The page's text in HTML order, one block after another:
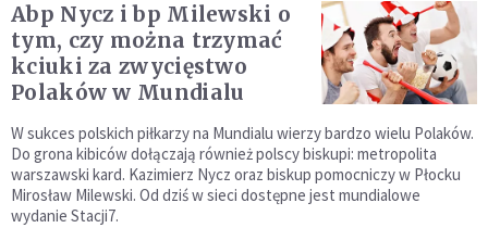
Abp Nycz i bp Milewski o
tym, czy można trzymać
kciuki za zwycięstwo
Polaków w Mundialu
W sukces polskich piłkarzy na Mundialu wierzy bardzo wielu Polaków.
Do grona kibiców dołączają również polscy biskupi: metropolita
warszawski kard. Kazimierz Nycz oraz biskup pomocniczy w Płocku
Mirosław Milewski. Od dziś w sieci dostępne jest mundialowe
wydanie Stacji7.